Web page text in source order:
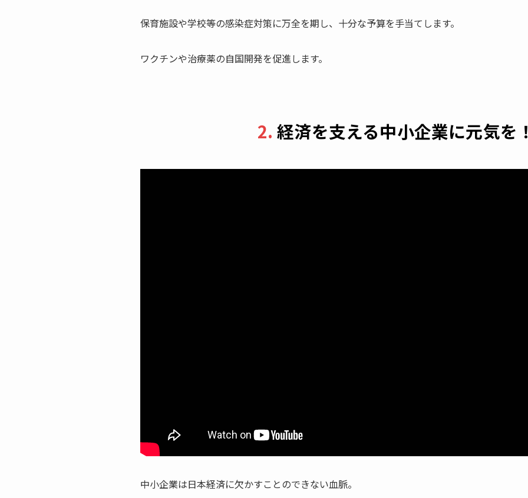
保育施設や学校等の感染症対策に万全を期し、十分な予算を手当てします。
ワクチンや治療薬の自国開発を促進します。
2. 経済を支える中小企業に元気を
中小企業は日本経済に欠かすことのできない血脈。